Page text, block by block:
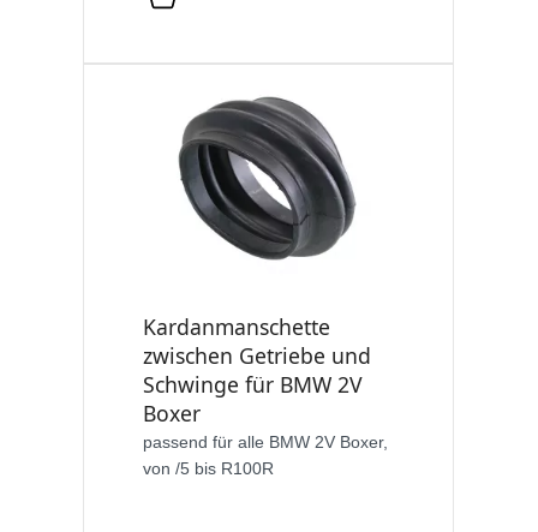
Kardanmanschette
zwischen Getriebe und
Schwinge für BMW 2V
Boxer
passend für alle BMW 2V Boxer,
von /5 bis R100R